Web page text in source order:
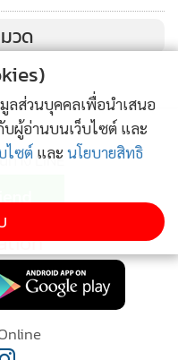
วด
าง LINE
ลส่วนบุคคลเพื่อนำเสนอ
ผู้อ่านบนเว็บไซต์ และ
ไซต์ และ นโยบายสิทธิ